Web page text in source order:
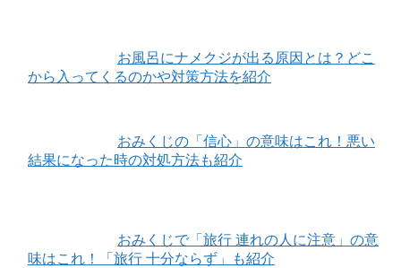
お風呂にナメクジが出る原因とは？どこ
から入ってくるのかや対策方法を紹介
おみくじの「信心」の意味はこれ！悪い
結果になった時の対処方法も紹介
おみくじで「旅行 連れの人に注意」の意
味はこれ！「旅行 十分ならず」も紹介